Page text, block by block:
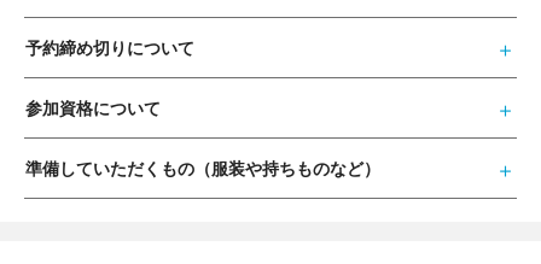
予約締め切りについて
参加資格について
準備していただくもの（服装や持ちものなど）